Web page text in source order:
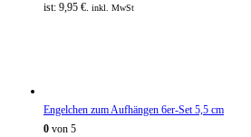
ist: 9,95 €. inkl. MwSt
Engelchen zum Aufhängen 6er-Set 5,5 cm
0 von 5